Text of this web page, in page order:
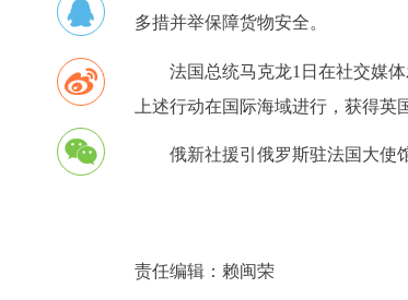
多措并举保障货物安全。
法国总统马克龙1日在社交媒
上述行动在国际海域进行，获得
俄新社援引俄罗斯驻法国大使
责任编辑： 赖闽荣